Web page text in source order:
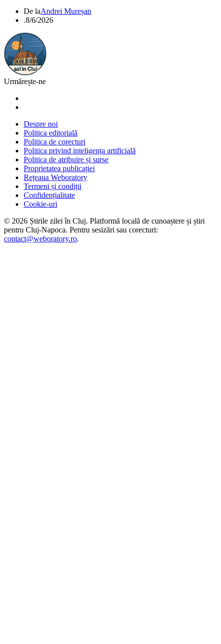
De laAndrei Mureșan
.8/6/2026
Urmărește-ne
Despre noi
Politica editorială
Politica de corecturi
Politica privind inteligența artificială
Politica de atribuire și surse
Proprietatea publicației
Rețeaua Weboratory
Termeni și condiții
Confidențialitate
Cookie-uri
© 2026 Știrile zilei în Cluj. Platformă locală de cunoaștere și știri
pentru Cluj-Napoca. Pentru sesizări sau corecturi:
contact@weboratory.ro.